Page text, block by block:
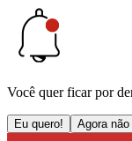
Você quer ficar por
Eu quero! Agora não